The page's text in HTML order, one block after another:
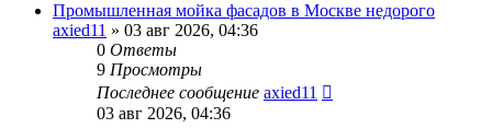
Промышленная мойка фасадов в Москве недорого
axied11 » 03 авг 2026, 04:36
0 Ответы
9 Просмотры
Последнее сообщение axied11
03 авг 2026, 04:36